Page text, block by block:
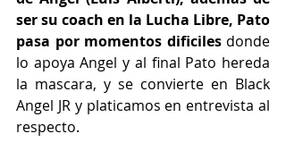
ser su coach en la Lucha Libre, Pato
pasa por momentos dificiles donde
lo apoya Angel y al final Pato hereda
la mascara, y se convierte en Black
Angel JR y platicamos en entrevista al
respecto.